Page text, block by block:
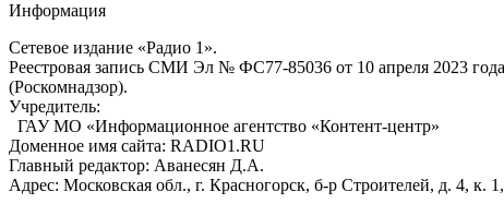
Информация
Сетевое издание «Радио 1».
Реестровая запись СМИ Эл № ФС77-85036 от 10 апреля 2023
(Роскомнадзор).
Учредитель:
ГАУ МО «Информационное агентство «Контент-центр»
Доменное имя сайта: RADIO1.RU
Главный редактор: Аванесян Д.А.
Адрес: Московская обл., г. Красногорск, б-р Строителей, д. 4, к.